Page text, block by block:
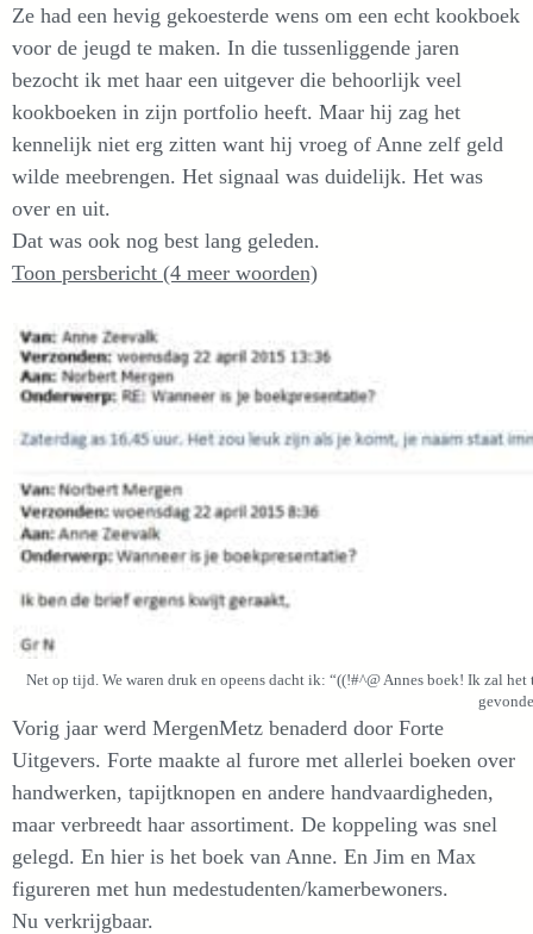
Ze had een hevig gekoesterde wens om een echt kookboek
voor de jeugd te maken. In die tussenliggende jaren
bezocht ik met haar een uitgever die behoorlijk veel
kookboeken in zijn portfolio heeft. Maar hij zag het
kennelijk niet erg zitten want hij vroeg of Anne zelf geld
wilde meebrengen. Het signaal was duidelijk. Het was
over en uit.
Dat was ook nog best lang geleden.
Toon persbericht (4 meer woorden)
Net op tijd. We waren druk en opeens dacht ik: “((!#^@ Annes boek! Ik zal
Vorig jaar werd MergenMetz benaderd door Forte
Uitgevers. Forte maakte al furore met allerlei boeken over
handwerken, tapijtknopen en andere handvaardigheden,
maar verbreedt haar assortiment. De koppeling was snel
gelegd. En hier is het boek van Anne. En Jim en Max
figureren met hun medestudenten/kamerbewoners.
Nu verkrijgbaar.